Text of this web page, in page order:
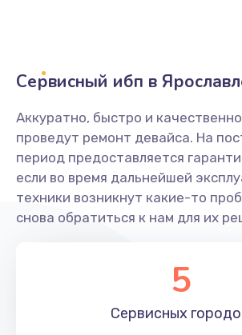
Сервисный ибп в
Аккуратно, быстро и
проведут ремонт девайса. На
период предоставляется
если во время дальнейшей
техники возникнут какие-то
снова обратиться к нам для их
5
Сервисных